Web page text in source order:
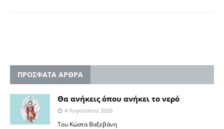
ΠΡΟΣΦΑΤΑ ΑΡΘΡΑ
Θα ανήκεις όπου ανήκει το νερό
4 Αυγούστου 2026
Του Κώστα Βαξεβάνη